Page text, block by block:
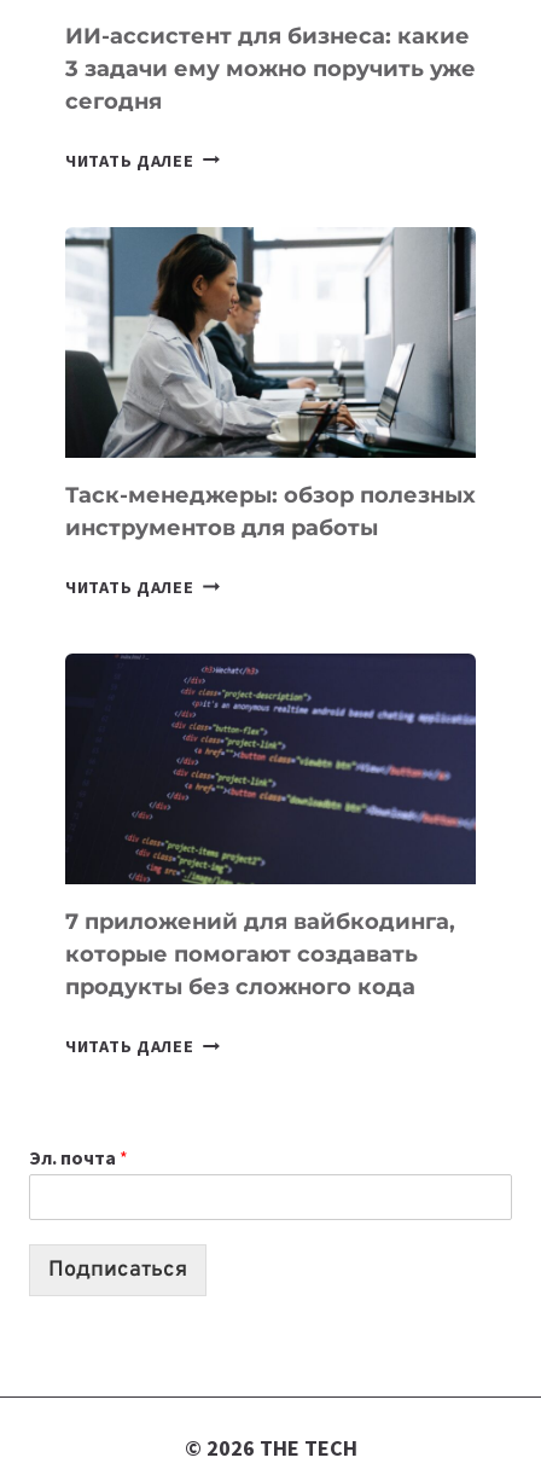
ИИ-ассистент для бизнеса: какие
3 задачи ему можно поручить уже
сегодня
ЧИТАТЬ ДАЛЕЕ ИИ-
БИЗНЕСА:
КАКИЕ
3
ЗАДАЧИ
ЕМУ
МОЖНО
ПОРУЧИТЬ
УЖЕ
СЕГОДНЯ
Таск-менеджеры: обзор полезных
инструментов для работы
ЧИТАТЬ ДАЛЕЕ ТАСК-
ПОЛЕЗНЫХ
ИНСТРУМЕНТОВ
ДЛЯ
РАБОТЫ
7 приложений для вайбкодинга,
которые помогают создавать
продукты без сложного кода
ЧИТАТЬ ДАЛЕЕ
СОЗДАВАТЬ
ПРОДУКТЫ
Эл. почта *
Подписаться
© 2026 THE TECH